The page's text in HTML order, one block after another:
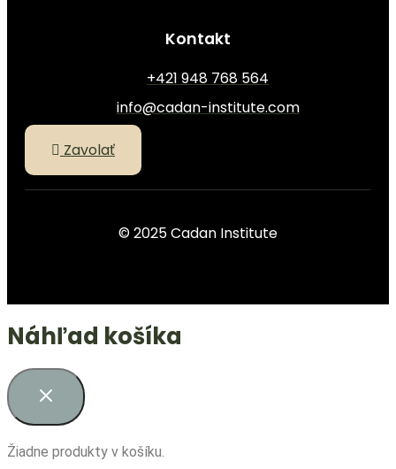
Kontakt
+421 948 768 564
info@cadan-institute.com
Zavolať
© 2025 Cadan Institute
Náhľad košíka
Žiadne produkty v košíku.